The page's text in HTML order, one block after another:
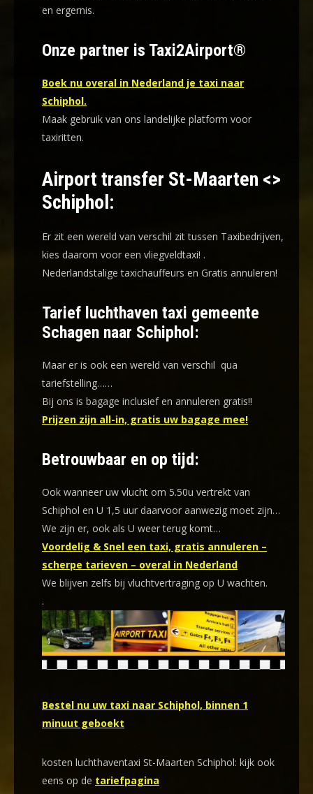
en ergernis.
Onze partner is Taxi2Airport®
Boek nu overal in Nederland je taxi naar
Schiphol.
Maak gebruik van ons landelijke platform voor
taxiritten.
Airport transfer St-Maarten <>
Schiphol:
Er zit een wereld van verschil zit tussen Taxibedrijven,
kies daarom voor een vliegveldtaxi! .
Nederlandstalige taxichauffeurs en Gratis annuleren!
Tarief luchthaven taxi gemeente
Schagen naar Schiphol:
Maar er is ook een wereld van verschil qua
tariefstelling……
Bij ons is bagage inclusief en annuleren gratis!!
Prijzen zijn all-in, gratis uw bagage mee!
Betrouwbaar en op tijd:
Ook wanneer uw vlucht om 5.50u vertrekt van
Schiphol en U 1,5 uur daarvoor aanwezig moet zijn…
We zijn er, ook als U weer terug komt…
Voordelig & Snel een taxi, gratis annuleren –
scherpe tarieven – overal in Nederland
We blijven zelfs bij vluchtvertraging op U wachten.
.
Bestel nu uw taxi naar Schiphol, binnen 1
minuut geboekt
kosten luchthaventaxi St-Maarten Schiphol: kijk ook
eens op de tariefpagina